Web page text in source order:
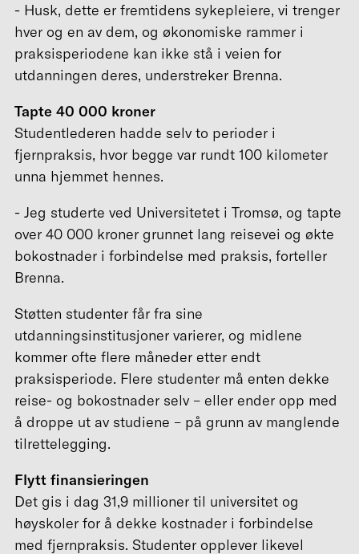
- Husk, dette er fremtidens sykepleiere, vi trenger
hver og en av dem, og økonomiske rammer i
praksisperiodene kan ikke stå i veien for
utdanningen deres, understreker Brenna.
Tapte 40 000 kroner
Studentlederen hadde selv to perioder i
fjernpraksis, hvor begge var rundt 100 kilometer
unna hjemmet hennes.
- Jeg studerte ved Universitetet i Tromsø, og tapte
over 40 000 kroner grunnet lang reisevei og økte
bokostnader i forbindelse med praksis, forteller
Brenna.
Støtten studenter får fra sine
utdanningsinstitusjoner varierer, og midlene
kommer ofte flere måneder etter endt
praksisperiode. Flere studenter må enten dekke
reise- og bokostnader selv – eller ender opp med
å droppe ut av studiene – på grunn av manglende
tilrettelegging.
Flytt finansieringen
Det gis i dag 31,9 millioner til universitet og
høyskoler for å dekke kostnader i forbindelse
med fjernpraksis. Studenter opplever likevel